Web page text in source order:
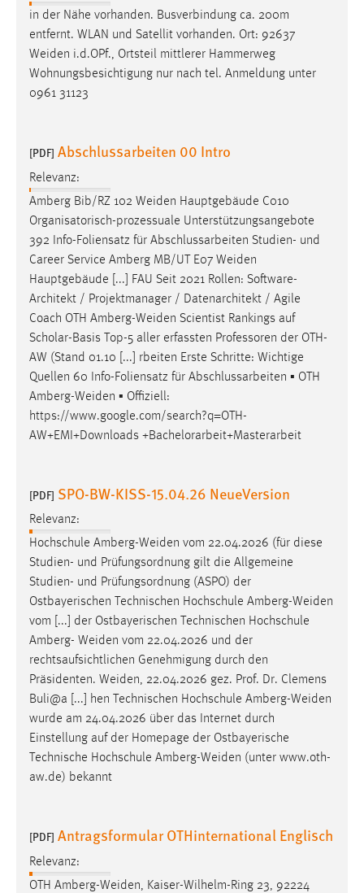
in der Nähe vorhanden. Busverbindung ca. 200m
entfernt. WLAN und Satellit vorhanden. Ort: 92637
Weiden i.d.OPf., Ortsteil mittlerer Hammerweg
Wohnungsbesichtigung nur nach tel. Anmeldung unter
0961 31123
[PDF] Abschlussarbeiten 00 Intro
Relevanz:
Amberg Bib/RZ 102 Weiden Hauptgebäude C010
Organisatorisch-prozessuale Unterstützungsangebote
392 Info-Foliensatz für Abschlussarbeiten Studien- und
Career Service Amberg MB/UT E07 Weiden
Hauptgebäude [...] FAU Seit 2021 Rollen: Software-
Architekt / Projektmanager / Datenarchitekt / Agile
Coach OTH Amberg-Weiden Scientist Rankings auf
Scholar-Basis Top-5 aller erfassten Professoren der OTH-
AW (Stand 01.10 [...] rbeiten Erste Schritte: Wichtige
Quellen 60 Info-Foliensatz für Abschlussarbeiten ▪ OTH
Amberg-Weiden ▪ Offiziell:
https://www.google.com/search?q=OTH-
AW+EMI+Downloads +Bachelorarbeit+Masterarbeit
[PDF] SPO-BW-KISS-15.04.26 NeueVersion
Relevanz:
Hochschule Amberg-Weiden vom 22.04.2026 (für diese
Studien- und Prüfungsordnung gilt die Allgemeine
Studien- und Prüfungsordnung (ASPO) der
Ostbayerischen Technischen Hochschule Amberg-Weiden
vom [...] der Ostbayerischen Technischen Hochschule
Amberg- Weiden vom 22.04.2026 und der
rechtsaufsichtlichen Genehmigung durch den
Präsidenten. Weiden, 22.04.2026 gez. Prof. Dr. Clemens
Buli@a [...] hen Technischen Hochschule Amberg-Weiden
wurde am 24.04.2026 über das Internet durch
Einstellung auf der Homepage der Ostbayerische
Technische Hochschule Amberg-Weiden (unter www.oth-
aw.de) bekannt
[PDF] Antragsformular OTHinternational Englisch
Relevanz:
OTH Amberg-Weiden, Kaiser-Wilhelm-Ring 23, 92224